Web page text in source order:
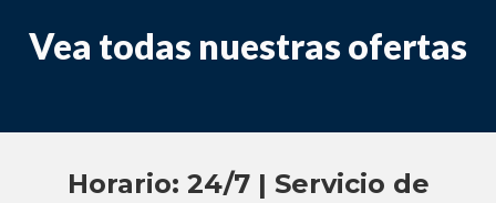
Vea todas nuestras ofertas
Horario: 24/7 | Servicio de